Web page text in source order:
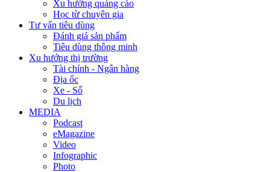
Xu hướng quảng cáo
Học từ chuyên gia
Tư vấn tiêu dùng
Đánh giá sản phẩm
Tiêu dùng thông minh
Xu hướng thị trường
Tài chính - Ngân hàng
Địa ốc
Xe - Số
Du lịch
MEDIA
Podcast
eMagazine
Video
Infographic
Photo